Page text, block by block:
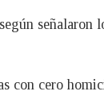
señalaron
con cero